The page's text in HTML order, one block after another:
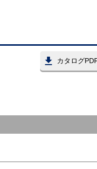
カタログ